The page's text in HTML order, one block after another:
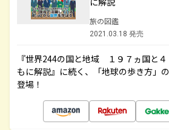
旅の図鑑
2021.03.18 発売
『世界244の国と地域 １９７ヵ国と
もに解説』に続く、「地球の歩き方」
登場！